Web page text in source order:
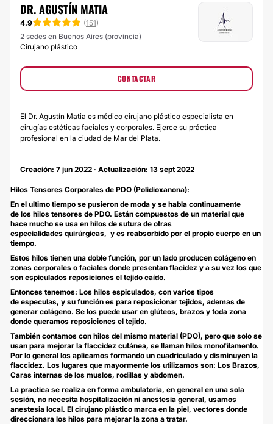
DR. AGUSTÍN MATIA
4.9 (151)
2 sedes en Buenos Aires (provincia)
Cirujano plástico
CONTACTAR
El Dr. Agustín Matia es médico cirujano plástico especialista en
cirugías estéticas faciales y corporales. Ejerce su práctica
profesional en la ciudad de Mar del Plata.
Creación: 7 jun 2022 · Actualización: 13 sept 2022
Hilos Tensores Corporales de PDO (Polidioxanona):
En el ultimo tiempo se pusieron de moda y se habla continuamente
de los hilos tensores de PDO. Están compuestos de un material que
hace mucho se usa en hilos de sutura de otras
especialidades quirúrgicas, y es reabsorbido por el propio cuerpo en un
tiempo.
Estos hilos tienen una doble función, por un lado producen colágeno en
zonas corporales o faciales donde presentan flacidez y a su vez los que
son espiculados reposiciones el tejido caído.
Entonces tenemos: Los hilos espiculados, con varios tipos
de especulas, y su función es para reposicionar tejidos, ademas de
generar colágeno. Se los puede usar en glúteos, brazos y toda zona
donde queramos reposiciones el tejido.
También contamos con hilos del mismo material (PDO), pero que solo se
usan para mejorar la flaccidez cutánea, se llaman hilos monofilamento.
Por lo general los aplicamos formando un cuadriculado y disminuyen la
flaccidez. Los lugares que mayormente los utilizamos son: Los Brazos,
Caras internas de los muslos, rodillas y abdomen.
La practica se realiza en forma ambulatoria, en general en una sola
sesión, no necesita hospitalización ni anestesia general, usamos
anestesia local. El cirujano plástico marca en la piel, vectores donde
direccionara los hilos para mejorar la zona a tratar.